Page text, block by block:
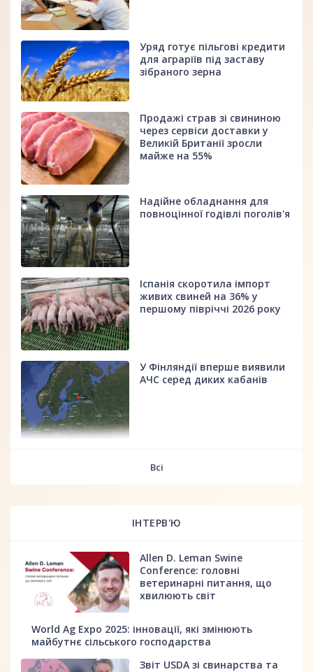
Уряд готує пільгові кредити
для аграріїв під заставу
зібраного зерна
Продажі страв зі свининою
через сервіси доставки у
Великій Британії зросли
майже на 55%
Надійне обладнання для
повноцінної годівлі поголів'я
Іспанія скоротила імпорт
живих свиней на 36% у
першому півріччі 2026 року
У Фінляндії вперше виявили
АЧС серед диких кабанів
Всі
ІНТЕРВ'Ю
Allen D. Leman Swine
Conference: головні
ветеринарні питання, що
хвилюють світ
World Ag Expo 2025: інновації, які змінюють
майбутнє сільського господарства
Звіт USDA зі свинарства та